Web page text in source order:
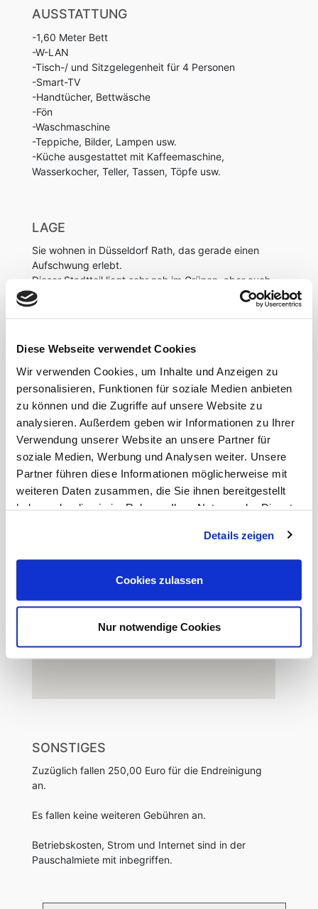
Diese Webseite verwendet Cookies
Wir verwenden Cookies, um Inhalte und Anzeigen zu
personalisieren, Funktionen für soziale Medien anbieten
zu können und die Zugriffe auf unsere Website zu
analysieren. Außerdem geben wir Informationen zu Ihrer
Verwendung unserer Website an unsere Partner für
soziale Medien, Werbung und Analysen weiter. Unsere
Partner führen diese Informationen möglicherweise mit
weiteren Daten zusammen, die Sie ihnen bereitgestellt
haben oder die sie im Rahmen Ihrer Nutzung der Dienste
Details zeigen
Cookies zulassen
Nur notwendige Cookies
AUSSTATTUNG
-1,60 Meter Bett
-W-LAN
-Tisch-/ und Sitzgelegenheit für 4 Personen
-Smart-TV
-Handtücher, Bettwäsche
-Fön
-Waschmaschine
-Teppiche, Bilder, Lampen usw.
-Küche ausgestattet mit Kaffeemaschine,
Wasserkocher, Teller, Tassen, Töpfe usw.
LAGE
Sie wohnen in Düsseldorf Rath, das gerade einen
Aufschwung erlebt.
Dieser Stadtteil liegt sehr nah im Grünen, aber auch
nah am Flughafen und Hauptbahnhof.
schönen Grafenberger Wald. Dieser lädt zu
gemütlichen Spaziergängen ein oder zu einem
Besuch im Wildpark. Die Pferderennbahn sowie
einer der Golfplätze in Düsseldorf befinden sich in
Die nächste U-Bahnstation erreichen Sie in nur 10
Minuten zu Fuß.
Supermärkte und Restaurant bieten alles für den
alltäglich Bedarf in der nahen Umgebung.
SONSTIGES
Zuzüglich fallen 250,00 Euro für die Endreinigung
an.
Es fallen keine weiteren Gebühren an.
Betriebskosten, Strom und Internet sind in der
Pauschalmiete mit inbegriffen.